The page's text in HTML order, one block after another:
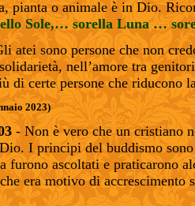
pianta o animale è in Dio.
Sole,… sorella Luna …
atei sono persone che non
nell’amore tra
di certe persone che riducono
2023)
- Non è vero che un cristiano
I principi del buddismo
furono ascoltati e praticarono
era motivo di